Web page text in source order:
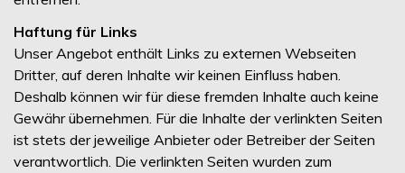
Haftung für Links
Unser Angebot enthält Links zu externen Webseiten
Dritter, auf deren Inhalte wir keinen Einfluss haben.
Deshalb können wir für diese fremden Inhalte auch keine
Gewähr übernehmen. Für die Inhalte der verlinkten Seiten
ist stets der jeweilige Anbieter oder Betreiber der Seiten
verantwortlich. Die verlinkten Seiten wurden zum